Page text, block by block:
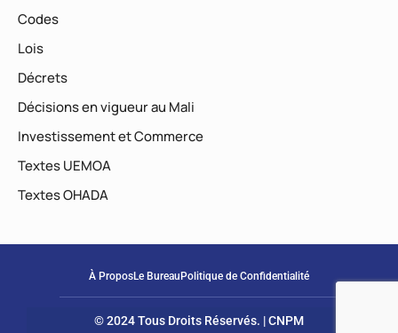
Codes
Lois
Décrets
Décisions en vigueur au Mali
Investissement et Commerce
Textes UEMOA
Textes OHADA
À ProposLe Bureau Politique de Confidentialité
© 2024 Tous Droits Réservés. | CNPM